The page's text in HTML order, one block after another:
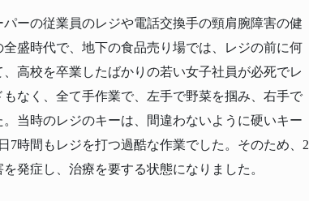
ーの従業員のレジや電話交換手の頸肩腕障害の健
盛時代で、地下の食品売り場では、レジの前に何
高校を卒業したばかりの若い女子社員が必死でレ
なく、全て手作業で、左手で野菜を掴み、右手で
当時のレジのキーは、間違わないように硬いキー
7時間もレジを打つ過酷な作業でした。そのため、2
発症し、治療を要する状態になりました。